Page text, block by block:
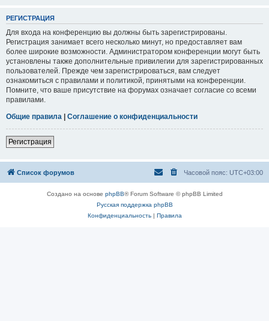
РЕГИСТРАЦИЯ
Для входа на конференцию вы должны быть зарегистрированы.
Регистрация занимает всего несколько минут, но предоставляет вам
более широкие возможности. Администратором конференции могут быть
установлены также дополнительные привилегии для зарегистрированных
пользователей. Прежде чем зарегистрироваться, вам следует
ознакомиться с правилами и политикой, принятыми на конференции.
Помните, что ваше присутствие на форумах означает согласие со всеми
правилами.
Общие правила | Соглашение о конфиденциальности
Регистрация
Список форумов Часовой пояс: UTC+03:00
Создано на основе phpBB® Forum Software © phpBB Limited
Русская поддержка phpBB
Конфиденциальность| Правила